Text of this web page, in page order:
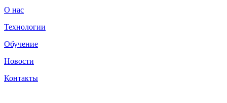
О нас
Технологии
Обучение
Новости
Контакты